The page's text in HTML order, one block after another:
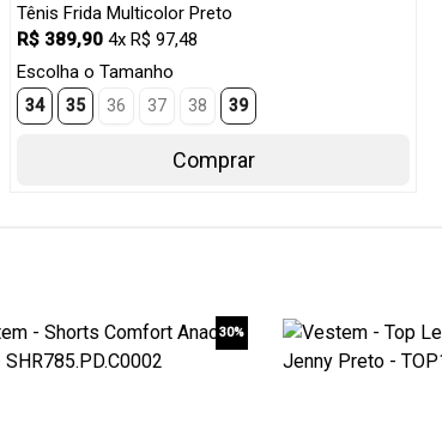
Tênis Frida Multicolor Preto
R$ 389,90 4x R$ 97,48
Escolha o Tamanho
34 35 36 37 38 39
Comprar
30%